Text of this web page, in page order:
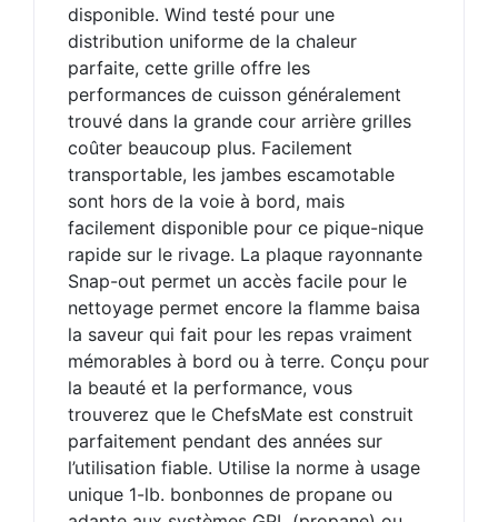
disponible. Wind testé pour une
distribution uniforme de la chaleur
parfaite, cette grille offre les
performances de cuisson généralement
trouvé dans la grande cour arrière grilles
coûter beaucoup plus. Facilement
transportable, les jambes escamotable
sont hors de la voie à bord, mais
facilement disponible pour ce pique-nique
rapide sur le rivage. La plaque rayonnante
Snap-out permet un accès facile pour le
nettoyage permet encore la flamme baisa
la saveur qui fait pour les repas vraiment
mémorables à bord ou à terre. Conçu pour
la beauté et la performance, vous
trouverez que le ChefsMate est construit
parfaitement pendant des années sur
l’utilisation fiable. Utilise la norme à usage
unique 1-lb. bonbonnes de propane ou